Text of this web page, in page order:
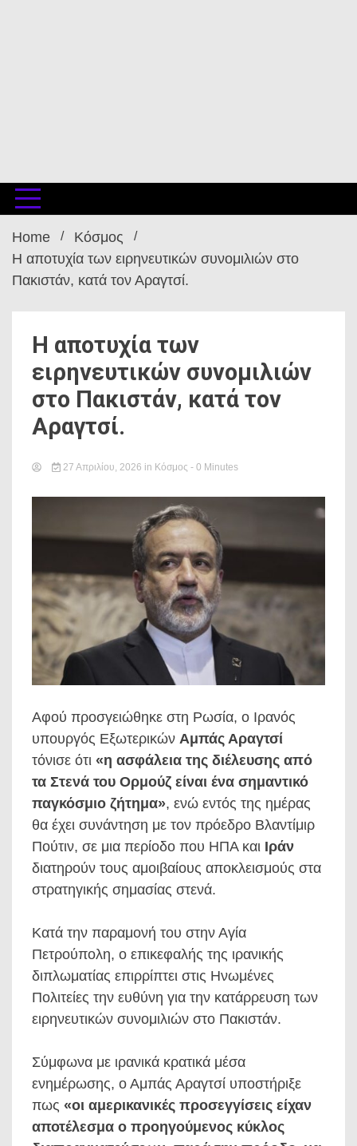
Home
Κόσμος
Η αποτυχία των ειρηνευτικών συνομιλιών στο
Πακιστάν, κατά τον Αραγτσί.
Η αποτυχία των
ειρηνευτικών συνομιλιών
στο Πακιστάν, κατά τον
Αραγτσί.
27 Απριλίου, 2026 in Κόσμος - 0 Minutes
Αφού προσγειώθηκε στη Ρωσία, ο Ιρανός
υπουργός Εξωτερικών Αμπάς Αραγτσί
τόνισε ότι «η ασφάλεια της διέλευσης από
τα Στενά του Ορμούζ είναι ένα σημαντικό
παγκόσμιο ζήτημα», ενώ εντός της ημέρας
θα έχει συνάντηση με τον πρόεδρο Βλαντίμιρ
Πούτιν, σε μια περίοδο που ΗΠΑ και Ιράν
διατηρούν τους αμοιβαίους αποκλεισμούς στα
στρατηγικής σημασίας στενά.
Κατά την παραμονή του στην Αγία
Πετρούπολη, ο επικεφαλής της ιρανικής
διπλωματίας επιρρίπτει στις Ηνωμένες
Πολιτείες την ευθύνη για την κατάρρευση των
ειρηνευτικών συνομιλιών στο Πακιστάν.
Σύμφωνα με ιρανικά κρατικά μέσα
ενημέρωσης, ο Αμπάς Αραγτσί υποστήριξε
πως «οι αμερικανικές προσεγγίσεις είχαν
αποτέλεσμα ο προηγούμενος κύκλος